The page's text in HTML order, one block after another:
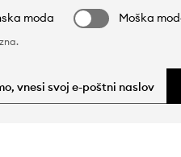
moda
Moška